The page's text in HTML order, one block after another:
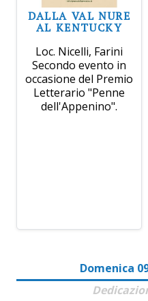
DALLA VAL NURE
AL KENTUCKY
Loc. Nicelli, Farini
Secondo evento in
occasione del Premio
Letterario "Penne
dell'Appenino".
Domenica